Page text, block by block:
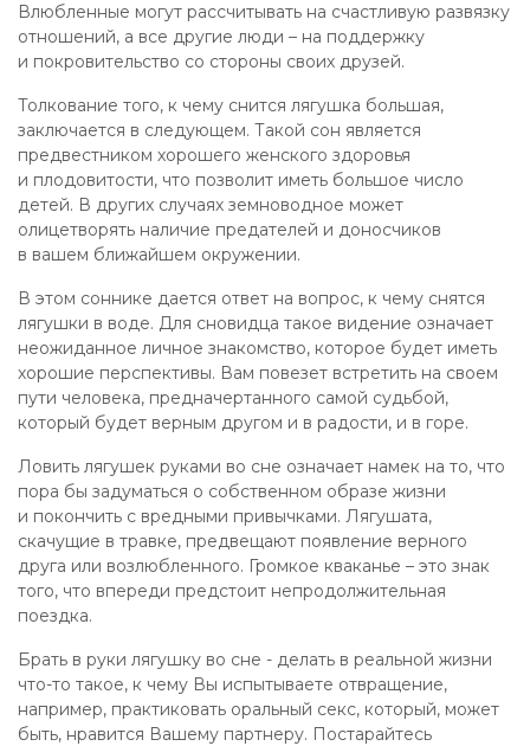
Влюбленные могут рассчитывать на счастливую развязку
отношений, а все другие люди – на поддержку
и покровительство со стороны своих друзей.
Толкование того, к чему снится лягушка большая,
заключается в следующем. Такой сон является
предвестником хорошего женского здоровья
и плодовитости, что позволит иметь большое число
детей. В других случаях земноводное может
олицетворять наличие предателей и доносчиков
в вашем ближайшем окружении.
В этом соннике дается ответ на вопрос, к чему снятся
лягушки в воде. Для сновидца такое видение означает
неожиданное личное знакомство, которое будет иметь
хорошие перспективы. Вам повезет встретить на своем
пути человека, предначертанного самой судьбой,
который будет верным другом и в радости, и в горе.
Ловить лягушек руками во сне означает намек на то, что
пора бы задуматься о собственном образе жизни
и покончить с вредными привычками. Лягушата,
скачущие в травке, предвещают появление верного
друга или возлюбленного. Громкое кваканье – это знак
того, что впереди предстоит непродолжительная
поездка.
Брать в руки лягушку во сне - делать в реальной жизни
что-то такое, к чему Вы испытываете отвращение,
например, практиковать оральный секс, который, может
быть, нравится Вашему партнеру. Постарайтесь